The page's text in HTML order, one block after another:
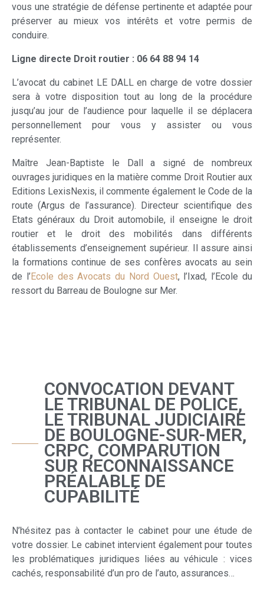
vous une stratégie de défense pertinente et adaptée pour
préserver au mieux vos intérêts et votre permis de
conduire.
Ligne directe Droit routier : 06 64 88 94 14
L’avocat du cabinet LE DALL en charge de votre dossier
sera à votre disposition tout au long de la procédure
jusqu’au jour de l’audience pour laquelle il se déplacera
personnellement pour vous y assister ou vous
représenter.
Maître Jean-Baptiste le Dall a signé de nombreux
ouvrages juridiques en la matière comme Droit Routier aux
Editions LexisNexis, il commente également le Code de la
route (Argus de l’assurance). Directeur scientifique des
Etats généraux du Droit automobile, il enseigne le droit
routier et le droit des mobilités dans différents
établissements d’enseignement supérieur. Il assure ainsi
la formations continue de ses confères avocats au sein
de l’Ecole des Avocats du Nord Ouest, l’Ixad, l’Ecole du
ressort du Barreau de Boulogne sur Mer.
CONVOCATION DEVANT
LE TRIBUNAL DE POLICE,
LE TRIBUNAL JUDICIAIRE
DE BOULOGNE-SUR-MER,
CRPC, COMPARUTION
SUR RECONNAISSANCE
PRÉALABLE DE
CUPABILITÉ
N’hésitez pas à contacter le cabinet pour une étude de
votre dossier. Le cabinet intervient également pour toutes
les problématiques juridiques liées au véhicule : vices
cachés, responsabilité d’un pro de l’auto, assurances…